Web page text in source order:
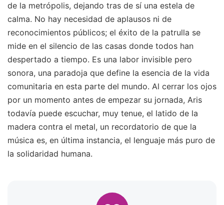
de la metrópolis, dejando tras de sí una estela de
calma. No hay necesidad de aplausos ni de
reconocimientos públicos; el éxito de la patrulla se
mide en el silencio de las casas donde todos han
despertado a tiempo. Es una labor invisible pero
sonora, una paradoja que define la esencia de la vida
comunitaria en esta parte del mundo. Al cerrar los ojos
por un momento antes de empezar su jornada, Aris
todavía puede escuchar, muy tenue, el latido de la
madera contra el metal, un recordatorio de que la
música es, en última instancia, el lenguaje más puro de
la solidaridad humana.